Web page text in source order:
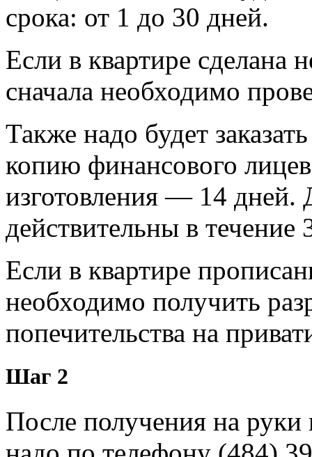
срока: от 1 до 30 дней.
Если в квартире сделана
сначала необходимо
Также надо будет
копию финансового
изготовления — 14
действительны в течение
Если в квартире
необходимо получить
попечительства на
Шаг 2
После получения на